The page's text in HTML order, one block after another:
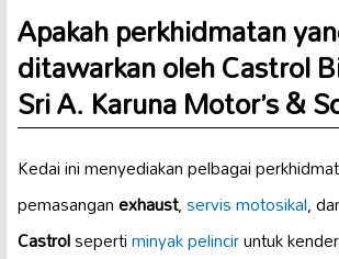
Apakah perkhidmatan
ditawarkan oleh Castrol
Sri A. Karuna Motor’s &
Kedai ini menyediakan pelbagai
pemasanganexhaust,servis motosikal,
Castrolsepertiminyak pelinciruntuk